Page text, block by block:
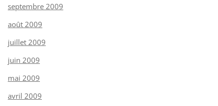
septembre 2009
août 2009
juillet 2009
juin 2009
mai 2009
avril 2009